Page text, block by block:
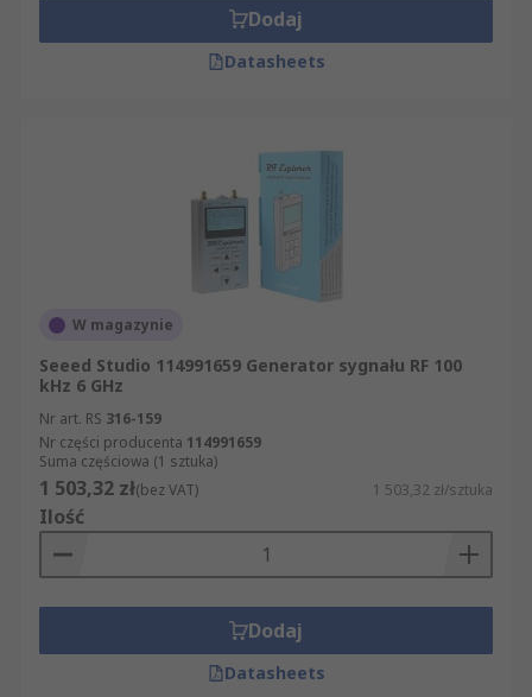
Dodaj
Datasheets
W magazynie
Seeed Studio 114991659 Generator sygnału RF 100
kHz 6 GHz
Nr art. RS 316-159
Nr części producenta 114991659
Suma częściowa (1 sztuka)
1 503,32 zł(bez VAT) 1 503,32 zł/sztuka
Ilość
Dodaj
Datasheets